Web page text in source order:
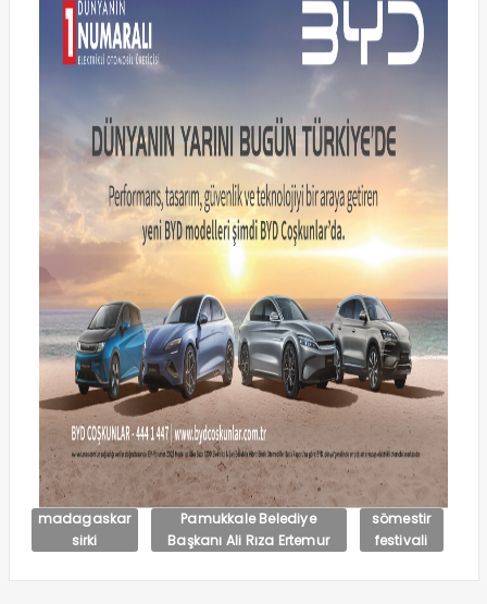
madagaskar
sirki
Pamukkale Belediye
Başkanı Ali Rıza Ertemur
sömestir
festivali